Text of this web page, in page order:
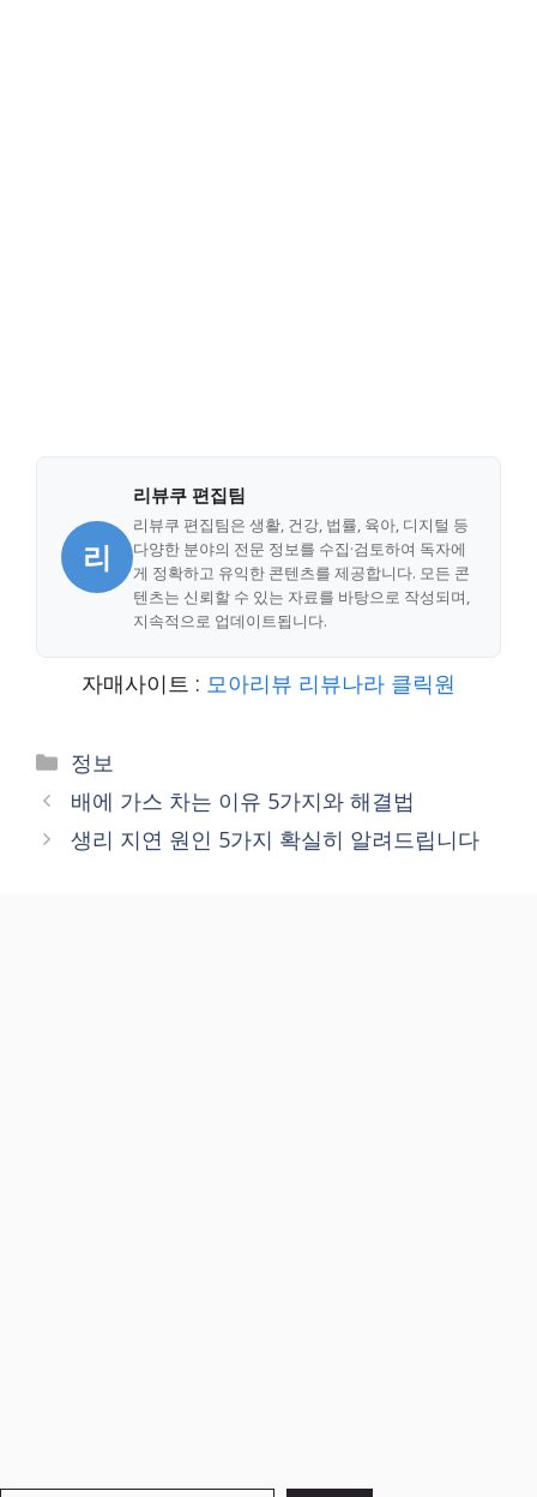
리
리뷰쿠 편집팀
리뷰쿠 편집팀은 생활, 건강, 법률, 육아, 디지털 등
다양한 분야의 전문 정보를 수집·검토하여 독자에
게 정확하고 유익한 콘텐츠를 제공합니다. 모든 콘
텐츠는 신뢰할 수 있는 자료를 바탕으로 작성되며,
지속적으로 업데이트됩니다.
자매사이트 : 모아리뷰 리뷰나라 클릭원
Categories
정보
배에 가스 차는 이유 5가지와 해결법
생리 지연 원인 5가지 확실히 알려드립니다